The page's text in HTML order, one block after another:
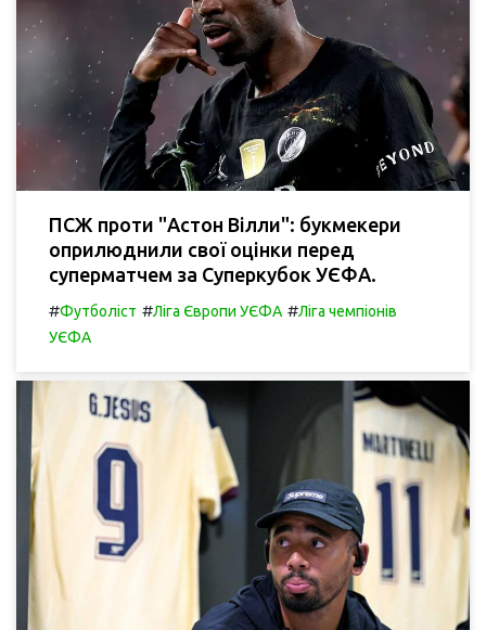
ПСЖ проти "Астон Вілли": букмекери
оприлюднили свої оцінки перед
суперматчем за Суперкубок УЄФА.
#Футболіст #Ліга Європи УЄФА #Ліга чемпіонів
УЄФА